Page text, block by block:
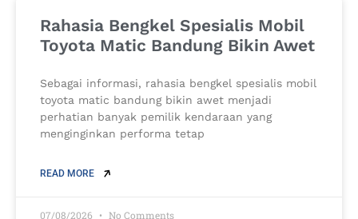
Rahasia Bengkel Spesialis Mobil
Toyota Matic Bandung Bikin Awet
Sebagai informasi, rahasia bengkel spesialis mobil
toyota matic bandung bikin awet menjadi
perhatian banyak pemilik kendaraan yang
menginginkan performa tetap
READ MORE
07/08/2026 No Comments